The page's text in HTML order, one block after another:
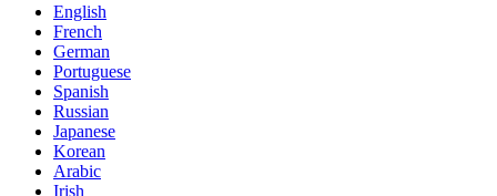
English
French
German
Portuguese
Spanish
Russian
Japanese
Korean
Arabic
Irish